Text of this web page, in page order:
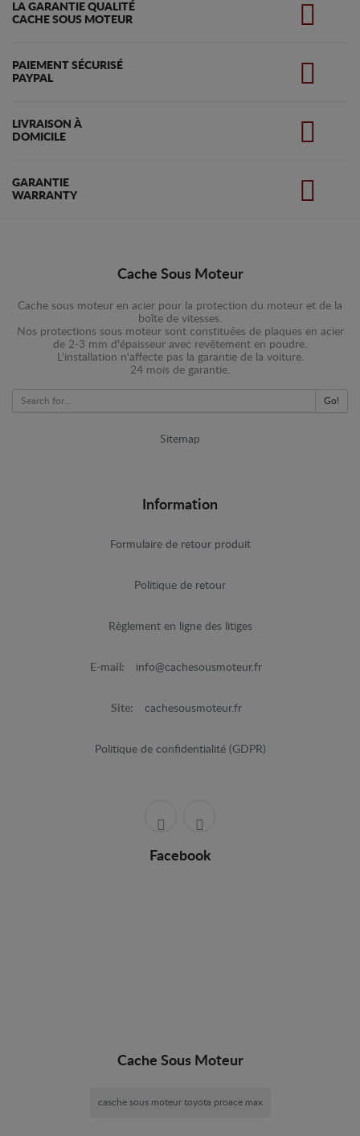
LA GARANTIE QUALITÉ
CACHE SOUS MOTEUR
PAIEMENT SÉCURISÉ
PAYPAL
LIVRAISON À
DOMICILE
GARANTIE
WARRANTY
Cache Sous Moteur
Cache sous moteur en acier pour la protection du moteur et de la
boîte de vitesses.
Nos protections sous moteur sont constituées de plaques en acier
de 2-3 mm d'épaisseur avec revêtement en poudre.
L'installation n'affecte pas la garantie de la voiture.
24 mois de garantie.
Go!
Sitemap
Information
Formulaire de retour produit
Politique de retour
Règlement en ligne des litiges
E-mail: info@cachesousmoteur.fr
Site: cachesousmoteur.fr
Politique de confidentialité (GDPR)
Facebook
Cache Sous Moteur
casche sous moteur toyota proace max